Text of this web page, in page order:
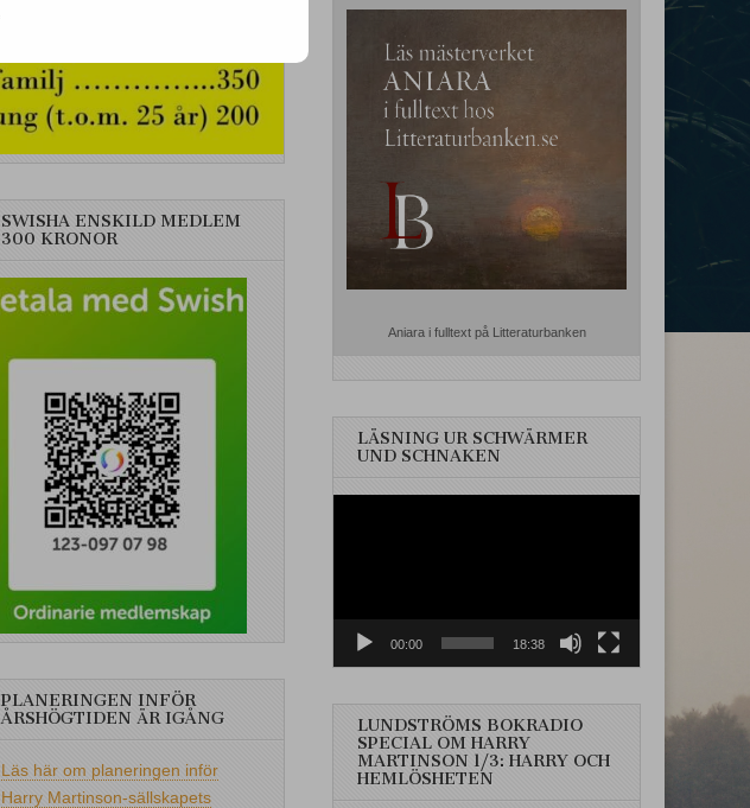
SWISHA ENSKILD MEDLEM
300 KRONOR
PLANERINGEN INFÖR
ÅRSHÖGTIDEN ÄR IGÅNG
Läs här om planeringen inför
Harry Martinson-sällskapets
Aniara i fulltext på Litteraturbanken
LÄSNING UR SCHWÄRMER
UND SCHNAKEN
00:00 18:38
LUNDSTRÖMS BOKRADIO
SPECIAL OM HARRY
MARTINSON 1/3: HARRY OCH
HEMLÖSHETEN